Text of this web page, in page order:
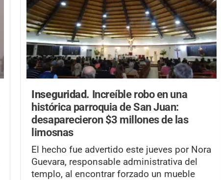
Inseguridad. Increíble robo en una
histórica parroquia de San Juan:
desaparecieron $3 millones de las
limosnas
El hecho fue advertido este jueves por Nora
Guevara, responsable administrativa del
templo, al encontrar forzado un mueble